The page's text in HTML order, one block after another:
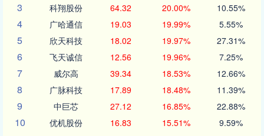
3 科翔股份 64.32 20.00% 10.55%
4 广哈通信 19.03 19.99% 5.55%
5 欣天科技 18.02 19.97% 27.31%
6 飞天诚信 12.56 19.96% 7.25%
7 威尔高 39.34 18.53% 12.66%
8 广脉科技 17.89 18.48% 11.39%
9 中巨芯 27.12 16.85% 22.88%
10 优机股份 16.83 15.51% 9.59%